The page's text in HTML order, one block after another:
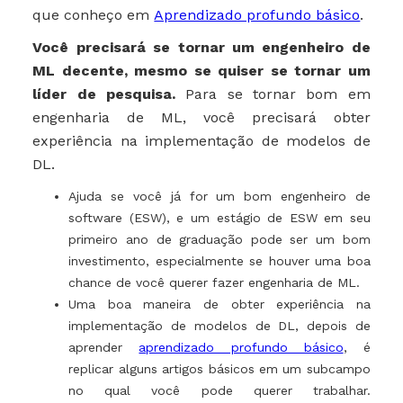
que conheço emAprendizado profundo básico.
Você precisará se tornar um engenheiro de
ML decente, mesmo se quiser se tornar um
líder de pesquisa. Para se tornar bom em
engenharia de ML, você precisará obter
experiência na implementação de modelos de
DL.
Ajuda se você já for um bom engenheiro de
software (ESW), e um estágio de ESW em seu
primeiro ano de graduação pode ser um bom
investimento, especialmente se houver uma boa
chance de você querer fazer engenharia de ML.
Uma boa maneira de obter experiência na
implementação de modelos de DL, depois de
aprender aprendizado profundo básico, é
replicar alguns artigos básicos em um subcampo
no qual você pode querer trabalhar.